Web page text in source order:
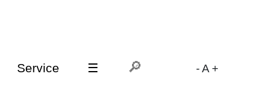
Service ☰ -A +